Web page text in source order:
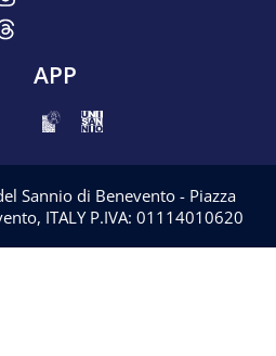
APP
Sannio di Benevento - Piazza
ITALY P.IVA: 01114010620